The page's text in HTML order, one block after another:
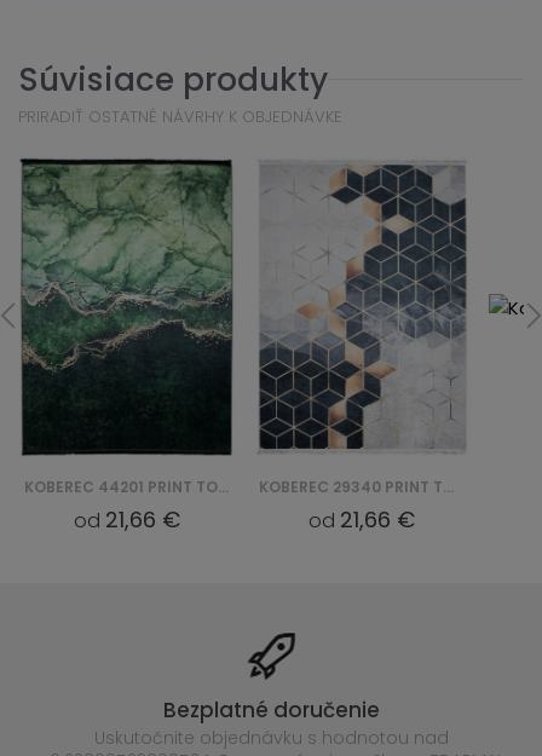
Súvisiace produkty
PRIRADIŤ OSTATNÉ NÁVRHY K OBJEDNÁVKE
KOBEREC 44201 PRINT TOSCANA
od 21,66 €
KOBEREC 29340 PRINT TOSCANA
od 21,66 €
Bezplatné doručenie
Uskutočnite objednávku s hodnotou nad